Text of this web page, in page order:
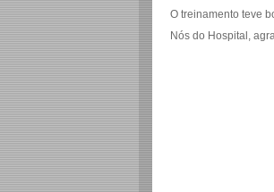
O treinamento teve
Nós do Hospital,